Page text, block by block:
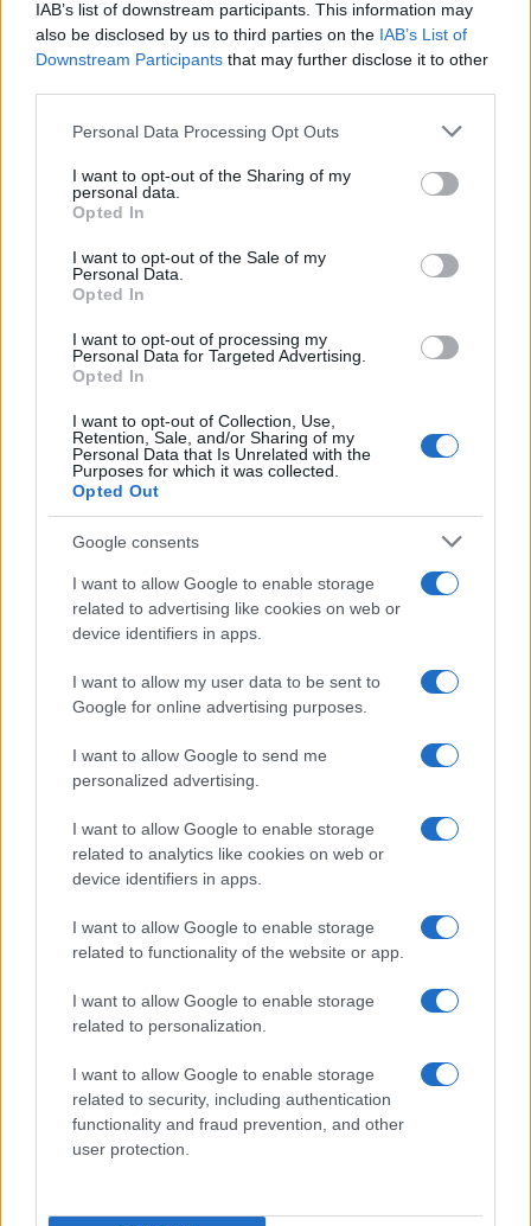
IAB’s list of downstream participants. This information may
also be disclosed by us to third parties on the IAB’s List of
Downstream Participants that may further disclose it to other
Please note that this website/app uses one or more Google
not limited to your visit or usage behaviour. You may click to
grant or deny consent to Google and its third-party tags to
use your data for below specified purposes in below Google
consent section.
Personal Data Processing Opt Outs
I want to opt-out of the Sharing of my
personal data.
Opted In
I want to opt-out of the Sale of my
Personal Data.
Opted In
I want to opt-out of processing my
Personal Data for Targeted Advertising.
Opted In
I want to opt-out of Collection, Use,
Retention, Sale, and/or Sharing of my
Personal Data that Is Unrelated with the
Purposes for which it was collected.
Opted Out
Google consents
I want to allow Google to enable storage
related to advertising like cookies on web or
device identifiers in apps.
I want to allow my user data to be sent to
Google for online advertising purposes.
I want to allow Google to send me
personalized advertising.
I want to allow Google to enable storage
related to analytics like cookies on web or
device identifiers in apps.
I want to allow Google to enable storage
related to functionality of the website or app.
I want to allow Google to enable storage
related to personalization.
I want to allow Google to enable storage
related to security, including authentication
functionality and fraud prevention, and other
user protection.
Paolo Pinna
Martina Agostina Diturco
I nostri cari
I nostri cari
Giovannimaria Cabras